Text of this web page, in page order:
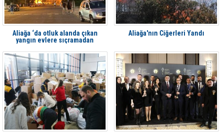
Aliağa ‘da otluk alanda çıkan
yangın evlere sıçramadan
Aliağa'nın Ciğerleri Yandı